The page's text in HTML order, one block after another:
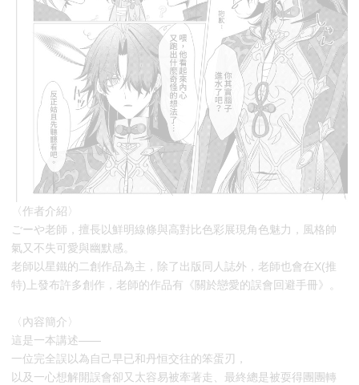
〈作者介紹〉
ごーや老師，擅長以鮮明線條與高對比色彩展現角色魅力，風格帥
氣又不失可愛與幽默感。
老師以星鐵的二創作品為主，除了出版同人誌外，老師也會在X(推
特)上發布許多創作，老師的作品有《關於戀愛的誤會回避手冊》。
〈內容簡介〉
這是一本講述——
一位完全誤以為自己早已和丹恒交往的笨蛋刃，
以及一心想解開誤會卻又太容易被牽著走、最終總是被耍得團團轉